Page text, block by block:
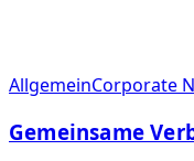
Gemeinsame
lanciert
AllgemeinCorporate
Gemeinsame